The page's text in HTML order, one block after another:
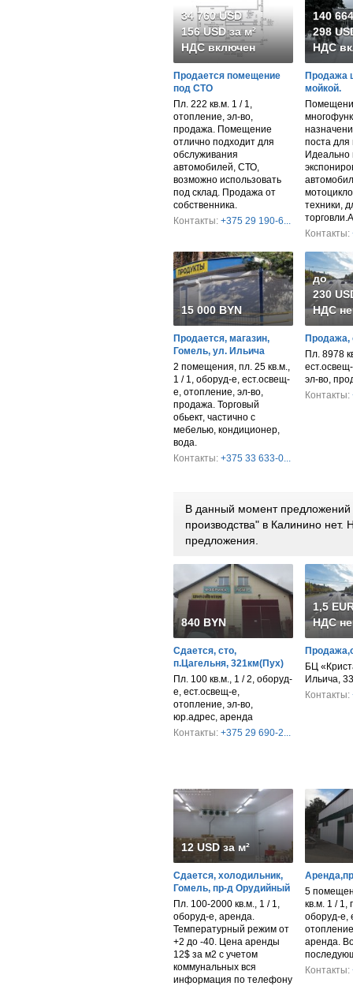
34 760 USD
156 USD за м²
НДС включен
Продается помещение
под СТО
Пл. 222 кв.м. 1 / 1,
отопление, эл-во,
продажа. Помещение
отлично подходит для
обслуживания
автомобилей, СТО,
возможно использовать
под склад. Продажа от
собственника.
Контакты: +375 29 190-6...
140
298
НДС
Продажа
мойкой.
поста для
Идеально
техники,
Контакты:
15 000 BYN
Продается, магазин,
Гомель, ул. Ильича
2 помещения, пл. 25 кв.м.,
1 / 1, оборуд-е, ест.освещ-
е, отопление, эл-во,
продажа. Торговый
обьект, частично с
мебелью, кондиционер,
вода.
Контакты: +375 33 633-0...
до
230
НДС
Продажа,
Пл. 8978
эл-во,
Контакты:
В данный момент
производства" в Калинино
предложения.
840 BYN
Сдается, сто,
п.Цагельня, 321км(Пух)
Пл. 100 кв.м., 1 / 2, оборуд-
е, ест.освещ-е,
отопление, эл-во,
юр.адрес, аренда
Контакты: +375 29 690-2...
1,5
НДС
БЦ
Ильича,
Контакты:
12 USD за м²
Сдается, холодильник,
Гомель, пр-д Орудийный
Пл. 100-2000 кв.м., 1 / 1,
оборуд-е, аренда.
Температурный режим от
+2 до -40. Цена аренды
12$ за м2 с учетом
коммунальных вся
информация по телефону
5
кв.м. 1 / 1,
оборуд-е,
аренда.
Контакты: